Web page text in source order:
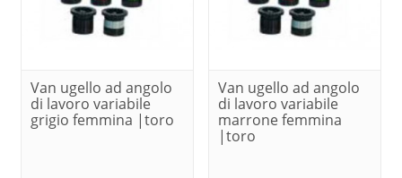
Van ugello ad angolo
di lavoro variabile
grigio femmina |toro
Van ugello ad angolo
di lavoro variabile
marrone femmina
|toro